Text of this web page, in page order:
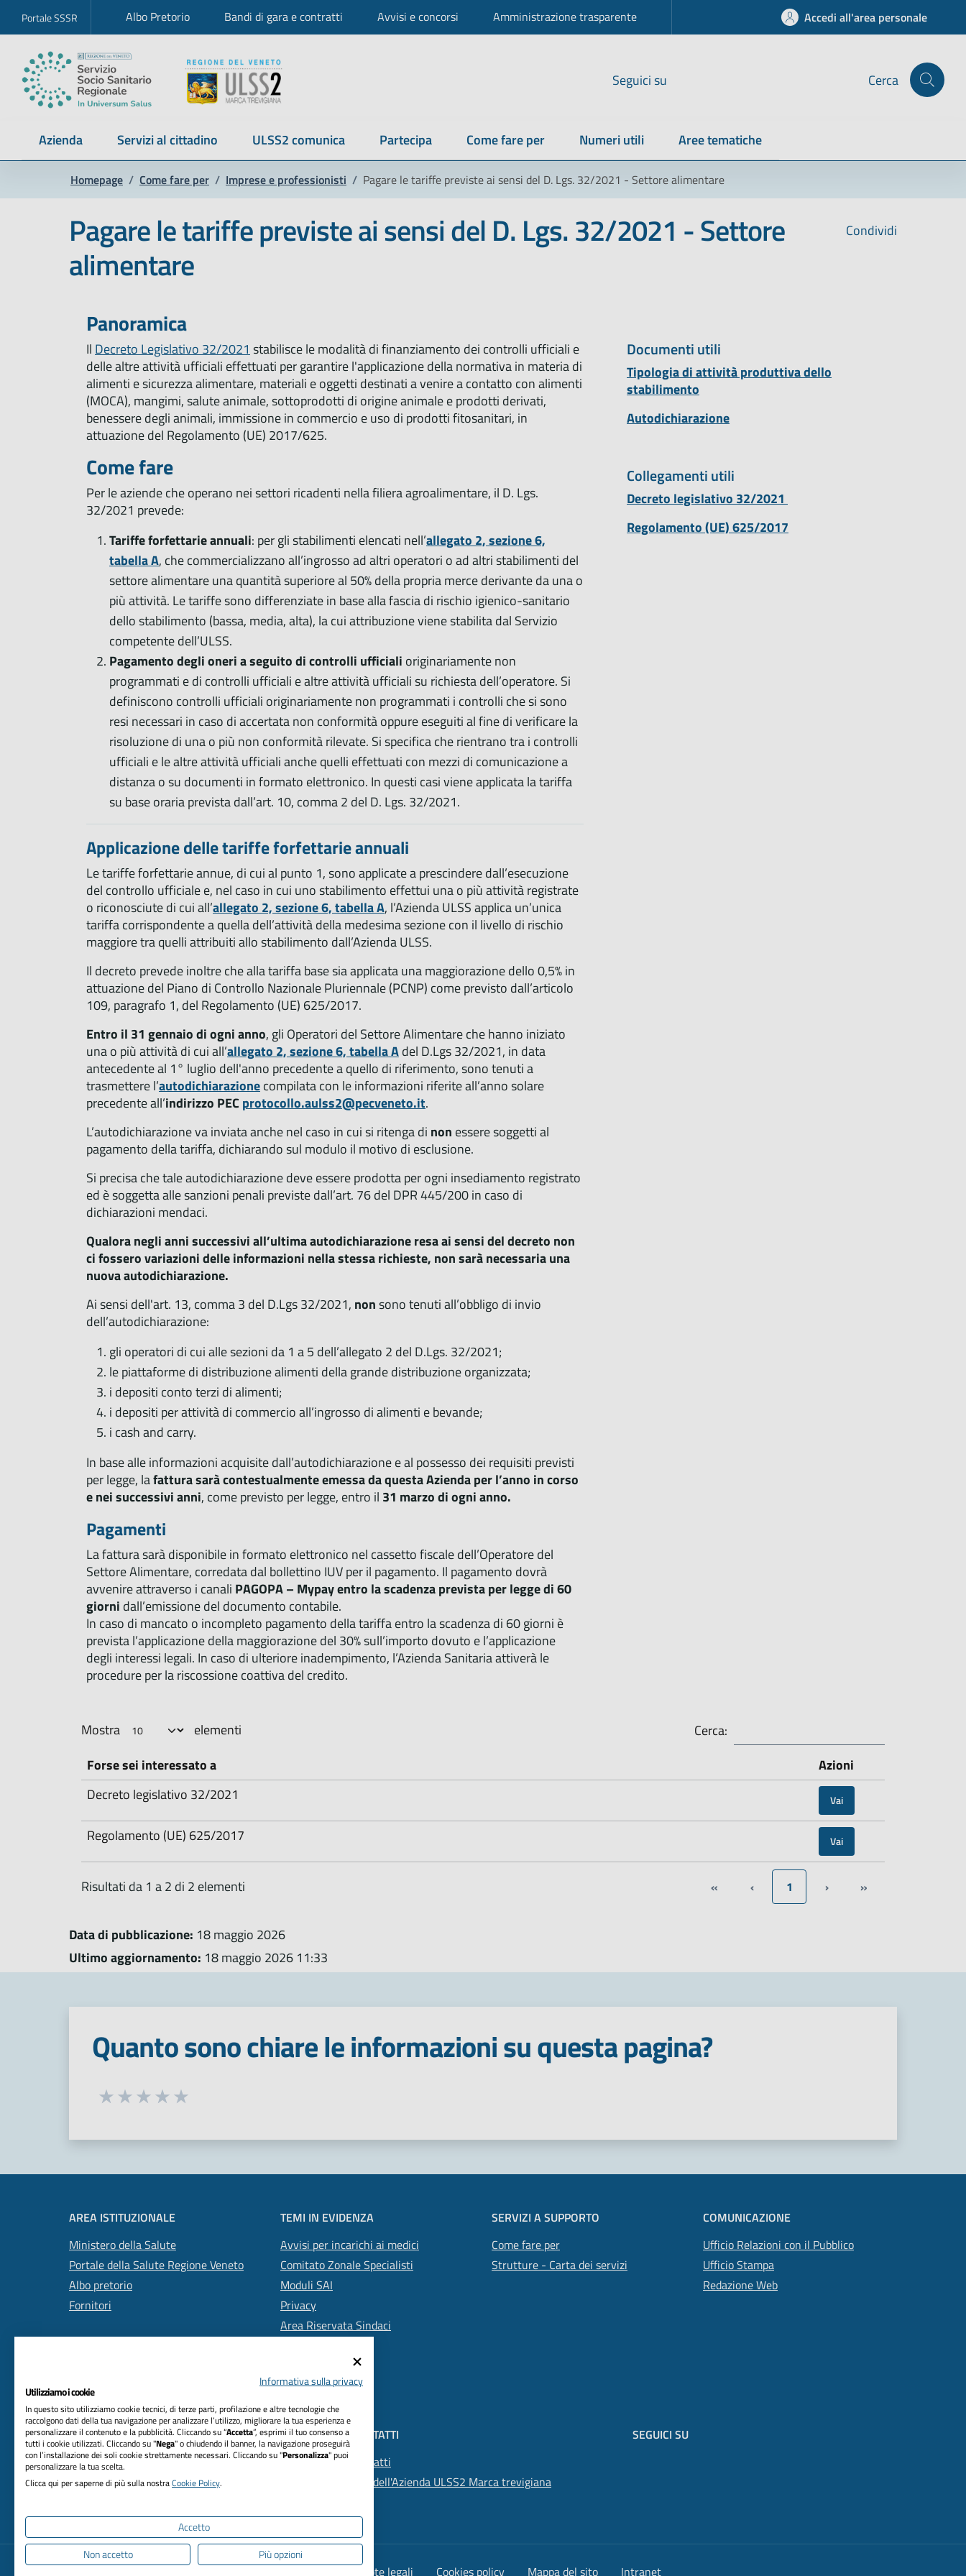
Portale SSSR Albo Pretorio Bandi di gara e contratti Avvisi e concorsi Amministrazione trasparente Accedi all'area personale
Seguici su Cerca
Azienda Servizi al cittadino ULSS2 comunica Partecipa Come fare per Numeri utili Aree tematiche
Homepage / Come fare per / Imprese e professionisti / Pagare le tariffe previste ai sensi del D. Lgs. 32/2021 - Settore alimentare
Condividi
Pagare le tariffe previste ai sensi del D. Lgs. 32/2021 - Settore
alimentare
Panoramica
Il Decreto Legislativo 32/2021 stabilisce le modalità di finanziamento dei controlli ufficiali e
delle altre attività ufficiali effettuati per garantire l'applicazione della normativa in materia di
alimenti e sicurezza alimentare, materiali e oggetti destinati a venire a contatto con alimenti
(MOCA), mangimi, salute animale, sottoprodotti di origine animale e prodotti derivati,
benessere degli animali, immissione in commercio e uso di prodotti fitosanitari, in
attuazione del Regolamento (UE) 2017/625.
Come fare
Per le aziende che operano nei settori ricadenti nella filiera agroalimentare, il D. Lgs.
32/2021 prevede:
Tariffe forfettarie annuali: per gli stabilimenti elencati nell’allegato 2, sezione 6,
tabella A, che commercializzano all’ingrosso ad altri operatori o ad altri stabilimenti del
settore alimentare una quantità superiore al 50% della propria merce derivante da una o
più attività. Le tariffe sono differenziate in base alla fascia di rischio igienico-sanitario
dello stabilimento (bassa, media, alta), la cui attribuzione viene stabilita dal Servizio
competente dell’ULSS.
Pagamento degli oneri a seguito di controlli ufficiali originariamente non
programmati e di controlli ufficiali e altre attività ufficiali su richiesta dell’operatore. Si
definiscono controlli ufficiali originariamente non programmati i controlli che si sono
resi necessari in caso di accertata non conformità oppure eseguiti al fine di verificare la
risoluzione di una o più non conformità rilevate. Si specifica che rientrano tra i controlli
ufficiali e le altre attività ufficiali anche quelli effettuati con mezzi di comunicazione a
distanza o su documenti in formato elettronico. In questi casi viene applicata la tariffa
su base oraria prevista dall’art. 10, comma 2 del D. Lgs. 32/2021.
Applicazione delle tariffe forfettarie annuali
Le tariffe forfettarie annue, di cui al punto 1, sono applicate a prescindere dall’esecuzione
del controllo ufficiale e, nel caso in cui uno stabilimento effettui una o più attività registrate
o riconosciute di cui all’allegato 2, sezione 6, tabella A, l’Azienda ULSS applica un’unica
tariffa corrispondente a quella dell’attività della medesima sezione con il livello di rischio
maggiore tra quelli attribuiti allo stabilimento dall’Azienda ULSS.
Il decreto prevede inoltre che alla tariffa base sia applicata una maggiorazione dello 0,5% in
attuazione del Piano di Controllo Nazionale Pluriennale (PCNP) come previsto dall’articolo
109, paragrafo 1, del Regolamento (UE) 625/2017.
Entro il 31 gennaio di ogni anno, gli Operatori del Settore Alimentare che hanno iniziato
una o più attività di cui all’allegato 2, sezione 6, tabella Adel D.Lgs 32/2021, in data
antecedente al 1° luglio dell'anno precedente a quello di riferimento, sono tenuti a
trasmettere l’autodichiarazionecompilata con le informazioni riferite all’anno solare
precedente all’indirizzo PEC protocollo.aulss2@pecveneto.it.
L’autodichiarazione va inviata anche nel caso in cui si ritenga di non essere soggetti al
pagamento della tariffa, dichiarando sul modulo il motivo di esclusione.
Si precisa che tale autodichiarazione deve essere prodotta per ogni insediamento registrato
ed è soggetta alle sanzioni penali previste dall’art. 76 del DPR 445/200 in caso di
dichiarazioni mendaci.
Qualora negli anni successivi all’ultima autodichiarazione resa ai sensi del decreto non
ci fossero variazioni delle informazioni nella stessa richieste, non sarà necessaria una
nuova autodichiarazione.
Ai sensi dell'art. 13, comma 3 del D.Lgs 32/2021, nonsono tenuti all’obbligo di invio
dell’autodichiarazione:
gli operatori di cui alle sezioni da 1 a 5 dell’allegato 2 del D.Lgs. 32/2021;
le piattaforme di distribuzione alimenti della grande distribuzione organizzata;
i depositi conto terzi di alimenti;
i depositi per attività di commercio all’ingrosso di alimenti e bevande;
i cash and carry.
In base alle informazioni acquisite dall’autodichiarazione e al possesso dei requisiti previsti
per legge, lafattura sarà contestualmente emessa da questa Azienda per l’anno in corso
e nei successivi anni, come previsto per legge, entro il 31 marzo di ogni anno.
Pagamenti
La fattura sarà disponibile in formato elettronico nel cassetto fiscale dell’Operatore del
Settore Alimentare, corredata dal bollettino IUV per il pagamento. Il pagamento dovrà
avvenire attraverso i canali PAGOPA – Mypay entro la scadenza prevista per legge di 60
giorni dall’emissione del documento contabile.
In caso di mancato o incompleto pagamento della tariffa entro la scadenza di 60 giorni è
prevista l’applicazione della maggiorazione del 30% sull’importo dovuto e l’applicazione
degli interessi legali. In caso di ulteriore inadempimento, l’Azienda Sanitaria attiverà le
procedure per la riscossione coattiva del credito.
Documenti utili
Tipologia di attività produttiva dello
stabilimento
Autodichiarazione
Collegamenti utili
Decreto legislativo 32/2021
Regolamento (UE) 625/2017
Mostra elementi
Cerca:
Forse sei interessato a
Azioni
Decreto legislativo 32/2021
Vai
Regolamento (UE) 625/2017 Vai
Risultati da 1 a 2 di 2 elementi « ‹ 1 › »
Data di pubblicazione: 18 maggio 2026
Ultimo aggiornamento: 18 maggio 2026 11:33
Quanto sono chiare le informazioni su questa pagina?
Seleziona una valutazione da 1 a 5 stelle
AREA ISTITUZIONALE
Ministero della Salute
Portale della Salute Regione Veneto
Albo pretorio
Fornitori
TEMI IN EVIDENZA
Avvisi per incarichi ai medici
Comitato Zonale Specialisti
Moduli SAI
Privacy
Area Riservata Sindaci
SERVIZI A SUPPORTO
Come fare per
Strutture - Carta dei servizi
COMUNICAZIONE
Ufficio Relazioni con il Pubblico
Ufficio Stampa
Redazione Web
RIFERIMENTI
Azienda Unità Locale Socio Sanitaria n. 2
Marca trevigiana
C.F. 03084880263
CONTATTI
Contatti
PEC dell'Azienda ULSS2 Marca trevigiana
SEGUICI SU
Note legali Cookies policy Mappa del sito Intranet
Informativa sulla privacy
Utilizziamo i cookie
In questo sito utilizziamo cookie tecnici, di terze parti, profilazione e altre tecnologie che
raccolgono dati della tua navigazione per analizzare l’utilizzo, migliorare la tua esperienza e
personalizzare il contenuto e la pubblicità. Cliccando su “Accetta”, esprimi il tuo consenso a
tutti i cookie utilizzati. Cliccando su "Nega" o chiudendo il banner, la navigazione proseguirà
con l’installazione dei soli cookie strettamente necessari. Cliccando su "Personalizza" puoi
personalizzare la tua scelta.
Clicca qui per saperne di più sulla nostraCookie Policy.
Accetto
Non accetto
Più opzioni